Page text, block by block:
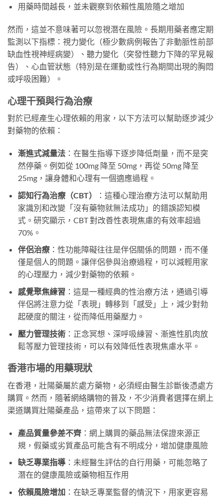
用藥時間越長，並未觀察到依賴性風險隨之增加
然而，這並不意味著可以忽視潛在風險。長期用藥者應定期
監測以下指標：視力變化（極少數病例報告了非動脈性前部
缺血性視神經病變）、聽力變化（突發性聽力下降的罕見報
告）、心血管狀態（特別是在運動或性行為期間出現的胸悶
或呼吸困難）。
心理干預與行為治療
對於已經產生心理依賴的用家，以下方法可以幫助逐步減少
對藥物的依賴：
漸進式減量法：在醫生指導下逐步降低劑量，而不是突
然停藥。例如從 100mg 降至 50mg，再從 50mg 降至
25mg，讓身體和心理有一個適應過程。
認知行為治療（CBT）
：這種心理治療方法可以幫助用
家識別和改變「沒有藥物就無法成功」的錯誤認知模
式。研究顯示，CBT 對改善性表現焦慮的有效率超過
70%。
伴侶治療：性功能障礙往往是伴侶關係的問題，而不僅
僅是個人的問題。讓伴侶參與治療過程，可以減輕用家
的心理壓力，減少對藥物的依賴。
感覺聚焦練習 ：這是一種經典的性治療方法，通過引導
伴侶將注意力從「表現」轉移到「感受」上，減少對勃
起硬度的關注，從而降低用藥壓力。
壓力管理技術：正念冥想、深呼吸練習、漸進性肌肉放
鬆等壓力管理技術，可以有效降低性表現焦慮水平。
香港市場的用藥現狀
在香港，壯陽藥屬於處方藥物，必須經由醫生診斷後憑處方
購買。然而，隨著網絡購物的普及，不少消費者選擇在網上
渠道購買壯陽藥產品，這帶來了以下問題：
產品質量參差不齊：網上購買的藥品無法保證來源正
規，假藥或劣質產品可能含有不明成分，增加健康風險
缺乏專業指導：未經醫生評估的自行用藥，可能忽略了
潛在的健康風險或藥物相互作用
依賴風險增加：在缺乏專業監督的情況下，用家更容易